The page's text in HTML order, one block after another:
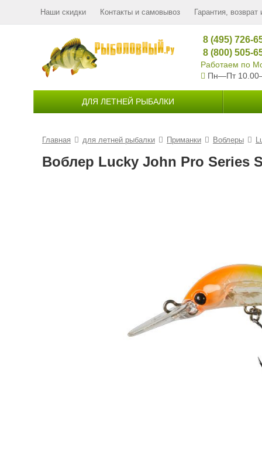
Наши скидки Контакты и самовывоз Гарантия, возврат
8 (495) 726-
8 (800) 505-
Работаем по
Пн—Пт
ДЛЯ ЛЕТНЕЙ РЫБАЛКИ
Главная для летней рыбалки Приманки Воблеры
Воблер Lucky John Pro Series